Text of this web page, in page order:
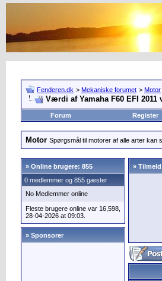
Fenderen.dk > Mekaniske forumet > Motor
Værdi af Yamaha F60 EFI
Forum Register
Motor Spørgsmål til motorer af alle arter kan
» Online brugere: 855
0 medlemmer og 855 gæster
No Medlemmer online
Fleste brugere online var 16,598,
28-04-2026 at 09:03.
» Sponsorer
»